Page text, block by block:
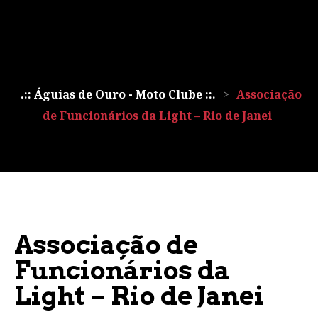
.:: Águias de Ouro - Moto Clube ::. > Associação
de Funcionários da Light – Rio de Janei
Associação de
Funcionários da
Light – Rio de Janei